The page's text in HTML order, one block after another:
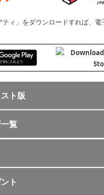
ィ」をダウンロードすれば、電
ト版
覧
ト